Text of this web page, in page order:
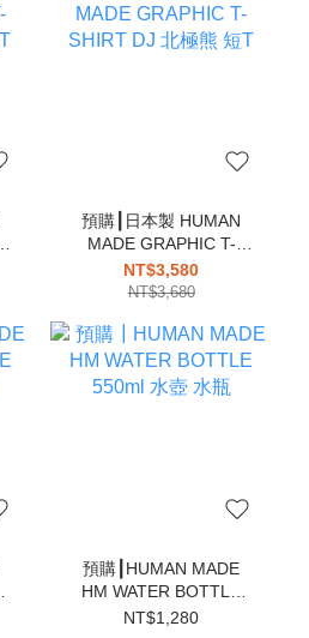
預購┃日本製 HUMAN
MADE GRAPHIC T-
SHIRT DJ 北極熊 短T
NT$3,580
NT$3,680
預購┃HUMAN MADE
HM WATER BOTTLE
550ml 水壺 水瓶
NT$1,280